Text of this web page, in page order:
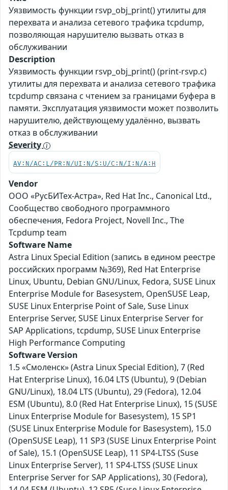
Уязвимость функции rsvp_obj_print() утилиты для
перехвата и анализа сетевого трафика tcpdump,
позволяющая нарушителю вызвать отказ в
обслуживании
Description
Уязвимость функции rsvp_obj_print() (print-rsvp.c)
утилиты для перехвата и анализа сетевого трафика
tcpdump связана с чтением за границами буфера в
памяти. Эксплуатация уязвимости может позволить
нарушителю, действующему удалённо, вызвать
отказ в обслуживании
Severity
AV:N/AC:L/PR:N/UI:N/S:U/C:N/I:N/A:H
Vendor
ООО «РусБИТех-Астра», Red Hat Inc., Canonical Ltd.,
Сообщество свободного программного
обеспечения, Fedora Project, Novell Inc., The
Tcpdump team
Software Name
Astra Linux Special Edition (запись в едином реестре
российских программ №369), Red Hat Enterprise
Linux, Ubuntu, Debian GNU/Linux, Fedora, SUSE Linux
Enterprise Module for Basesystem, OpenSUSE Leap,
SUSE Linux Enterprise Point of Sale, Suse Linux
Enterprise Server, SUSE Linux Enterprise Server for
SAP Applications, tcpdump, SUSE Linux Enterprise
High Performance Computing
Software Version
1.5 «Смоленск» (Astra Linux Special Edition), 7 (Red
Hat Enterprise Linux), 16.04 LTS (Ubuntu), 9 (Debian
GNU/Linux), 18.04 LTS (Ubuntu), 29 (Fedora), 12.04
ESM (Ubuntu), 8.0 (Red Hat Enterprise Linux), 15 (SUSE
Linux Enterprise Module for Basesystem), 15 SP1
(SUSE Linux Enterprise Module for Basesystem), 15.0
(OpenSUSE Leap), 11 SP3 (SUSE Linux Enterprise Point
of Sale), 15.1 (OpenSUSE Leap), 11 SP4-LTSS (Suse
Linux Enterprise Server), 11 SP4-LTSS (SUSE Linux
Enterprise Server for SAP Applications), 30 (Fedora),